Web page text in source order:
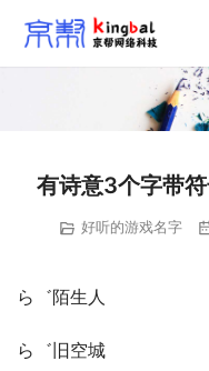
有诗意3个字带
好听的游戏名字
ら゛陌生人
ら゛旧空城